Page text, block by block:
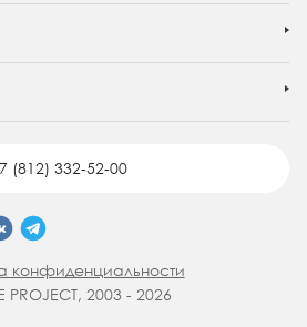
(812) 332-52-00
конфиденциальности
PROJECT, 2003 - 2026